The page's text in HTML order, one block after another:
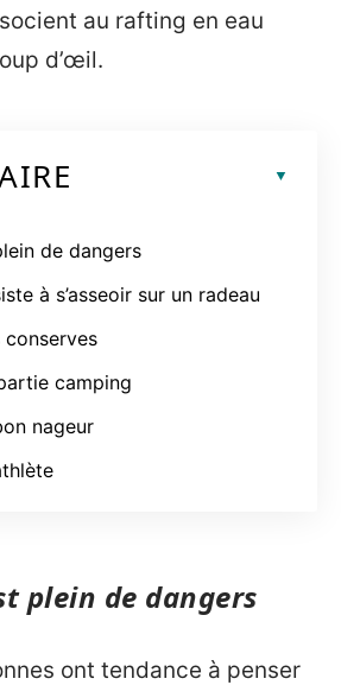
au rafting en eau
d’œil.
de dangers
à s’asseoir sur un radeau
conserves
camping
nageur
plein de dangers
ont tendance à penser